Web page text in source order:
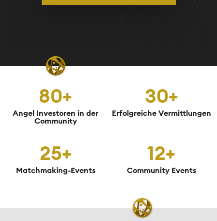
80+
Angel Investoren in der
Community
30+
Erfolgreiche Vermittlungen
25+
Matchmaking-Events
12+
Community Events